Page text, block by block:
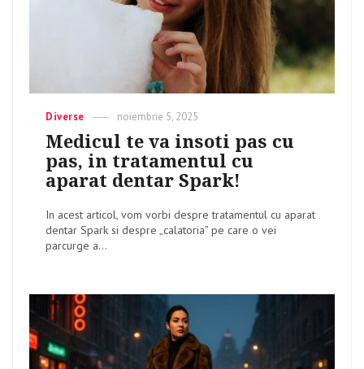
Categories
Diverse
Posted
on
noiembrie 5, 2025
Medicul te va insoti pas cu
pas, in tratamentul cu
aparat dentar Spark!
In acest articol, vom vorbi despre tratamentul cu aparat
dentar Spark si despre „calatoria” pe care o vei
parcurge a...